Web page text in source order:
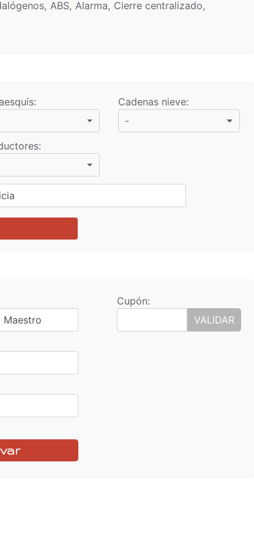
ABS, Alarma, Cierre centralizado,
:
Cadenas nieve:
-
:
Maestro
Cupón:
VALIDAR